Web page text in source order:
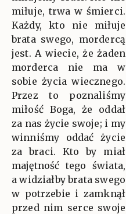
miłuje, trwa w śmierci.
Każdy, kto nie miłuje
brata swego, mordercą
jest. A wiecie, że żaden
morderca nie ma w
sobie życia wiecznego.
Przez to poznaliśmy
miłość Boga, że oddał
za nas życie swoje; i my
winniśmy oddać życie
za braci. Kto by miał
majętność tego świata,
a widziałby brata swego
w potrzebie i zamknął
przed nim serce swoje